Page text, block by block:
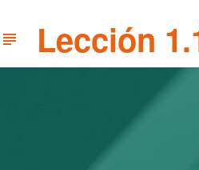
Lección